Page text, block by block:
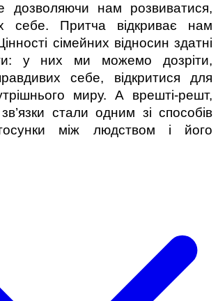
дозволяючи нам розвиватися,
себе. Притча відкриває нам
сімейних відносин здатні
у них ми можемо дозріти,
себе, відкритися для
миру. А врешті-решт,
стали одним зі способів
між людством і його